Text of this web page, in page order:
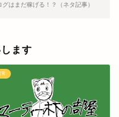
はまだ稼げる！？（ネタ記事）
ます
常